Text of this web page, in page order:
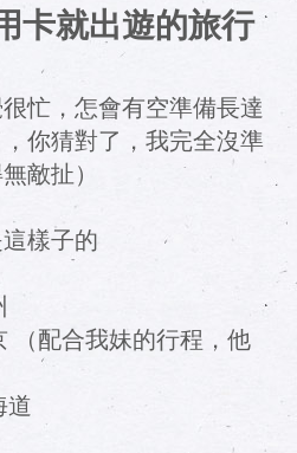
卡就出遊的旅行
忙，怎會有空準備長達
你猜對了，我完全沒準
敵扯）
樣子的
（配合我妹的行程，他
道